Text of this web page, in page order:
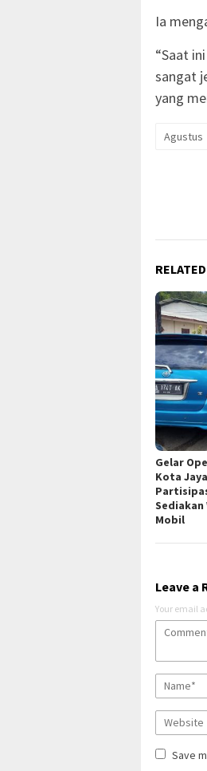
Ia
“Saat
sangat
yang
Agustus
Gelar
Kota
Sediakan
Mobil
Leave a
Your email
Save